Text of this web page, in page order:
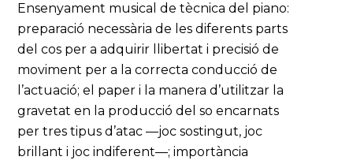
Ensenyament musical de tècnica del piano:
preparació necessària de les diferents parts
del cos per a adquirir llibertat i precisió de
moviment per a la correcta conducció de
l’actuació; el paper i la manera d’utilitzar la
gravetat en la producció del so encarnats
per tres tipus d’atac —joc sostingut, joc
brillant i joc indiferent—; importància